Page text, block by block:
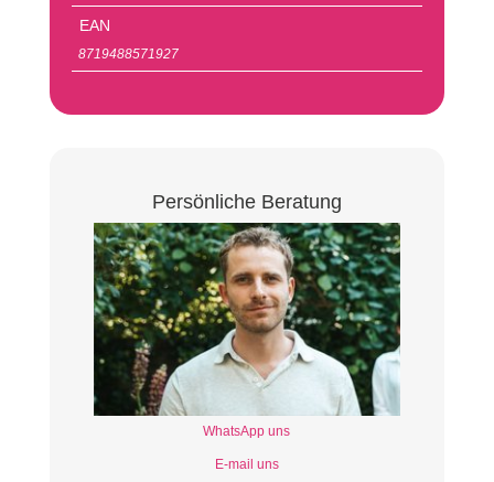
EAN
8719488571927
Persönliche Beratung
WhatsApp uns
E-mail uns